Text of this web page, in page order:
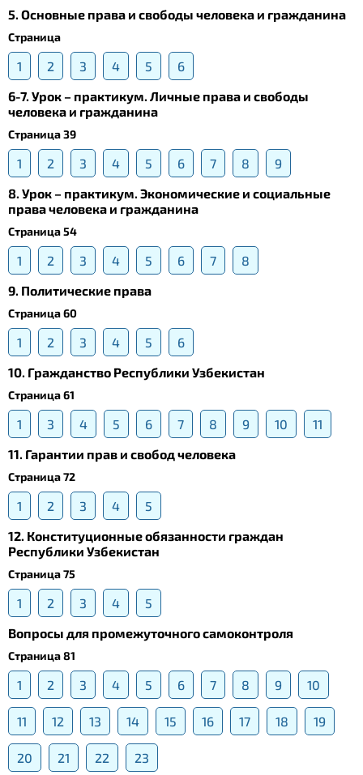
5. Основные права и свободы человека и гражданина
Страница
1 2 3 4 5
6
6-7. Урок – практикум. Личные права и свободы
человека и гражданина
Страница 39
1 2 3 4 5 6 7 8
9
8. Урок – практикум. Экономические и социальные
права человека и гражданина
Страница 54
1 2 3 4 5 6 7
8
9. Политические права
Страница 60
1 2 3 4 5
6
10. Гражданство Республики Узбекистан
Страница 61
1 3 4 5 6 7 8 9 10
11
11. Гарантии прав и свобод человека
Страница 72
1 2 3 4
5
12. Конституционные обязанности граждан
Республики Узбекистан
Страница 75
1 2 3 4
5
Вопросы для промежуточного самоконтроля
Страница 81
1 2 3 4 5 6 7 8 9 10
11 12 13 14 15 16 17 18 19
20 21 22 23